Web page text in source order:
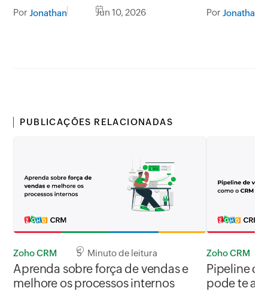
Por Jonathan Jun 10, 2026 Por Jonathan
PUBLICAÇÕES RELACIONADAS
Zoho CRM 5 Minuto de leitura
Aprenda sobre força de vendas e
melhore os processos internos
Zoho CRM
Pipeline
pode te